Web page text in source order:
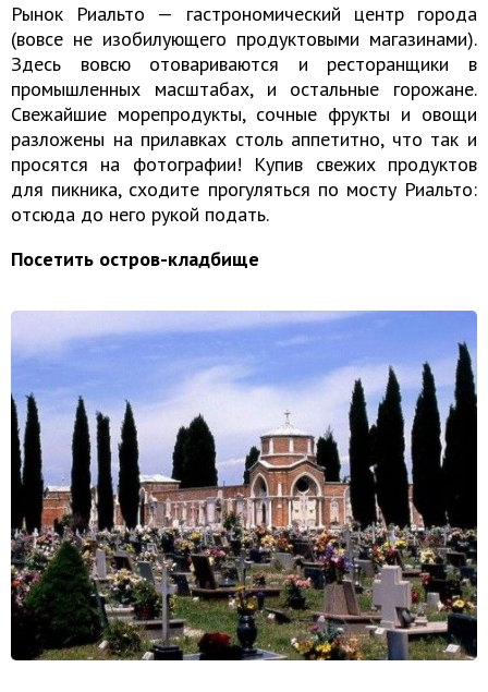
Рынок Риальто — гастрономический центр города
(вовсе не изобилующего продуктовыми магазинами).
Здесь вовсю отовариваются и ресторанщики в
промышленных масштабах, и остальные горожане.
Свежайшие морепродукты, сочные фрукты и овощи
разложены на прилавках столь аппетитно, что так и
просятся на фотографии! Купив свежих продуктов
для пикника, сходите прогуляться по мосту Риальто:
отсюда до него рукой подать.
Посетить остров-кладбище